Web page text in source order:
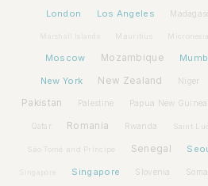
London Los Angeles
Marshall Islands Mauritius Micronesia
Moscow Mozambique
New York New Zealand Niger
Pakistan Palestine Papua New Guinea
Qatar Romania Rwanda Saint
São Tomé and Príncipe Senegal
Singapore Slovenia